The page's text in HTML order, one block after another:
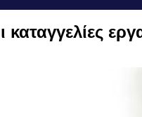
καταγγελίες